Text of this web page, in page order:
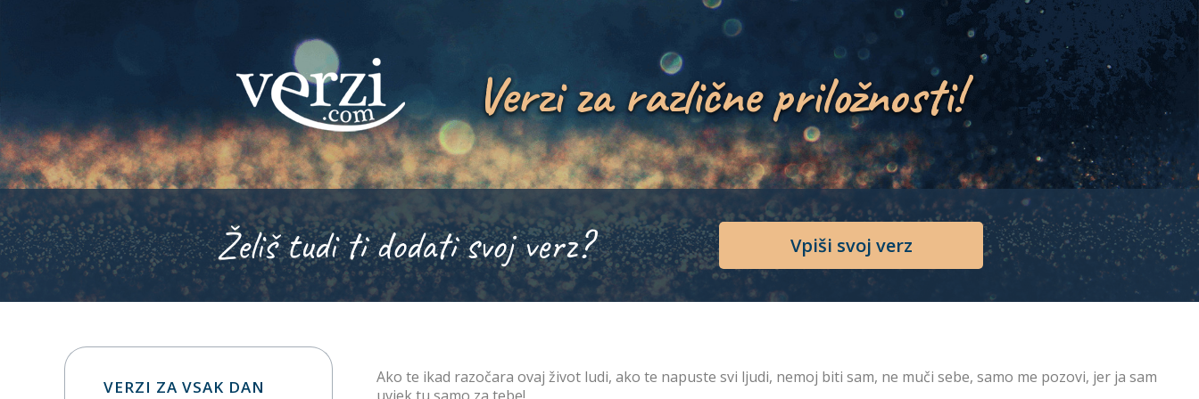
Verzi za različne priložnosti!
Želiš tudi ti dodati svoj verz? Vpiši svoj verz
Ako te ikad razočara ovaj život ludi, ako te napuste svi ljudi, nemoj biti sam, ne muči sebe, samo me pozovi, jer ja sam
VERZI ZA VSAK DAN